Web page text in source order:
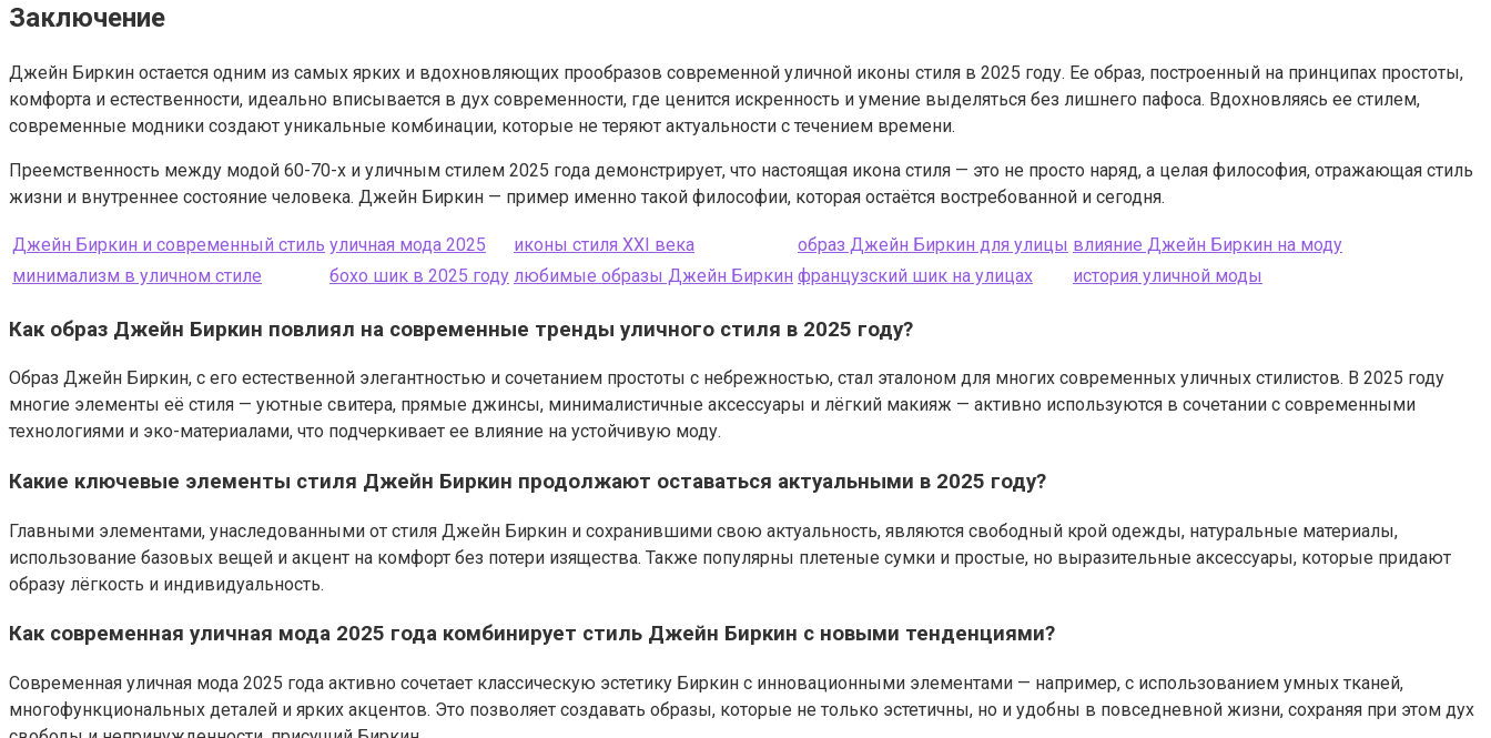
Заключение
Джейн Биркин остается одним из самых ярких и вдохновляющих прообразов современной уличной иконы стиля в 2025 году. Ее образ, построенный на принципах простоты,
комфорта и естественности, идеально вписывается в дух современности, где ценится искренность и умение выделяться без лишнего пафоса. Вдохновляясь ее стилем,
современные модники создают уникальные комбинации, которые не теряют актуальности с течением времени.
Преемственность между модой 60-70-х и уличным стилем 2025 года демонстрирует, что настоящая икона стиля — это не просто наряд, а целая философия, отражающая стиль
жизни и внутреннее состояние человека. Джейн Биркин — пример именно такой философии, которая остаётся востребованной и сегодня.
Джейн Биркин и современный стиль уличная мода 2025 иконы стиля XXI века образ Джейн Биркин для улицы влияние Джейн Биркин на моду
минимализм в уличном стиле
бохо шик в 2025 году любимые образы Джейн Биркин французский шик на улицах история уличной моды
Как образ Джейн Биркин повлиял на современные тренды уличного стиля в 2025 году?
Образ Джейн Биркин, с его естественной элегантностью и сочетанием простоты с небрежностью, стал эталоном для многих современных уличных стилистов. В 2025 году
многие элементы её стиля — уютные свитера, прямые джинсы, минималистичные аксессуары и лёгкий макияж — активно используются в сочетании с современными
технологиями и эко-материалами, что подчеркивает ее влияние на устойчивую моду.
Какие ключевые элементы стиля Джейн Биркин продолжают оставаться актуальными в 2025 году?
Главными элементами, унаследованными от стиля Джейн Биркин и сохранившими свою актуальность, являются свободный крой одежды, натуральные материалы,
использование базовых вещей и акцент на комфорт без потери изящества. Также популярны плетеные сумки и простые, но выразительные аксессуары, которые придают
образу лёгкость и индивидуальность.
Как современная уличная мода 2025 года комбинирует стиль Джейн Биркин с новыми тенденциями?
Современная уличная мода 2025 года активно сочетает классическую эстетику Биркин с инновационными элементами — например, с использованием умных тканей,
многофункциональных деталей и ярких акцентов. Это позволяет создавать образы, которые не только эстетичны, но и удобны в повседневной жизни, сохраняя при этом дух